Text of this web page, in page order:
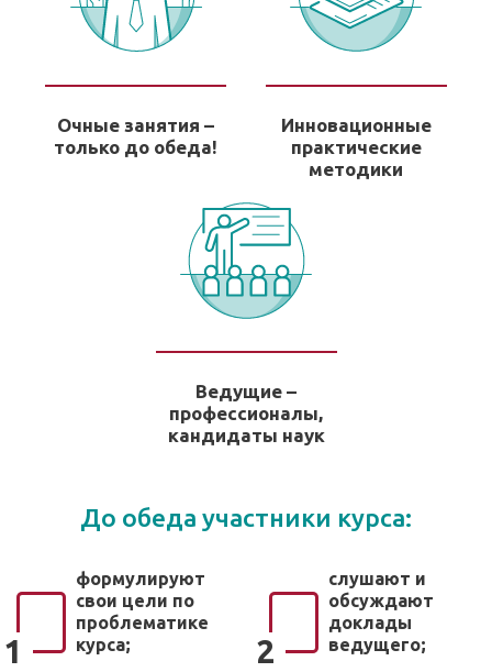
Очные занятия –
только до обеда!
Инновационные
практические
методики
Ведущие –
профессионалы,
кандидаты наук
До обеда участники курса:
1
формулируют
свои цели по
проблематике
курса;
2
слушают и
обсуждают
доклады
ведущего;